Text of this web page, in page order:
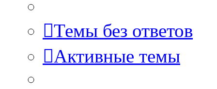
Темы без ответов
Активные темы